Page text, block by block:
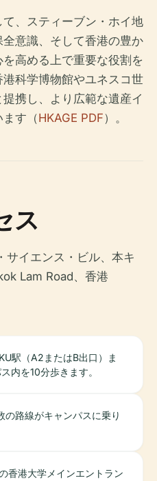
、スティーブン・ホイ地
意識、そして香港の豊か
高める上で重要な役割を
科学博物館やユネスコ世
携し、より広範な遺産イ
す（HKAGE PDF）。
ス
サイエンス・ビル、本キ
Lam Road、香港
駅（A2またはB出口）ま
内を10分歩きます。
の路線がキャンパスに乗り
香港大学メインエントラン